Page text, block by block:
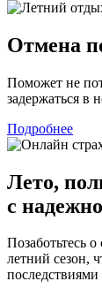
Отмена
Поможет не
задержаться в
Подробнее
Лето,
с
Позаботьтесь
летний сезон,